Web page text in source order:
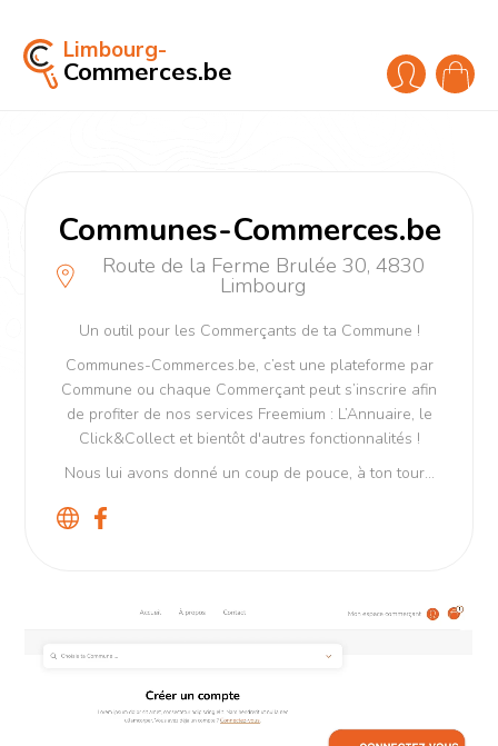
Limbourg-
Commerces.be
Communes-Commerces.be
Route de la Ferme Brulée 30, 4830
Limbourg
Un outil pour les Commerçants de ta Commune !
Communes-Commerces.be, c’est une plateforme par
Commune ou chaque Commerçant peut s’inscrire afin
de profiter de nos services Freemium : L’Annuaire, le
Click&Collect et bientôt d'autres fonctionnalités !
Nous lui avons donné un coup de pouce, à ton tour...